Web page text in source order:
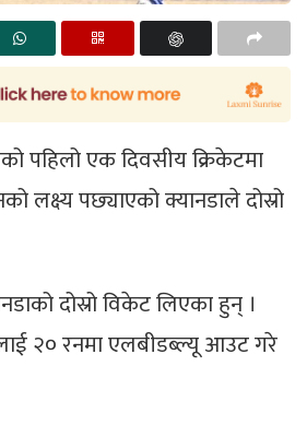
पहिलो एक दिवसीय क्रिकेटमा
लक्ष्य पछ्याएको क्यानडाले दोस्रो
दोस्रो विकेट लिएका हुन् ।
२० रनमा एलबीडब्ल्यू आउट गरे